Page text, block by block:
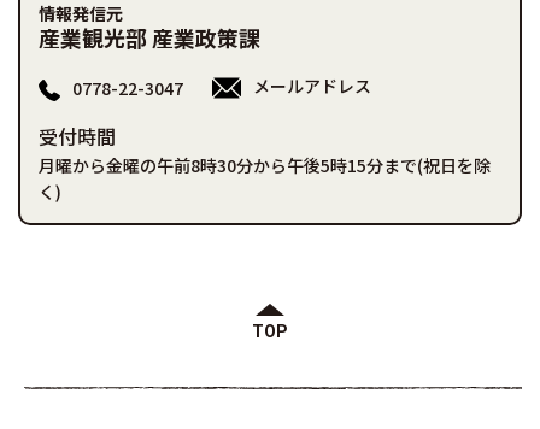
情報発信元
産業観光部 産業政策課
0778-22-3047 メールアドレス
受付時間
月曜から金曜の午前8時30分から午後5時15分まで(祝日を除
く)
TOP